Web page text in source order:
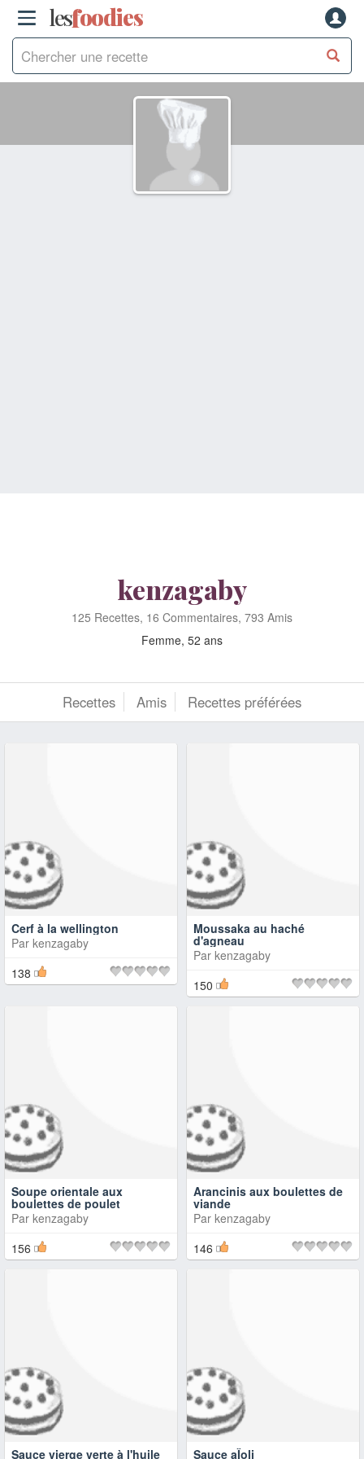
lesfoodies
kenzagaby
125 Recettes, 16 Commentaires, 793 Amis
Femme, 52 ans
Recettes Amis Recettes préférées
Cerf à la wellington
Par kenzagaby
138
Moussaka au haché
d'agneau
Par kenzagaby
150
Soupe orientale aux
boulettes de poulet
Par kenzagaby
156
Arancinis aux boulettes de
viande
Par kenzagaby
146
Sauce vierge verte à l'huile Sauce aÏoli